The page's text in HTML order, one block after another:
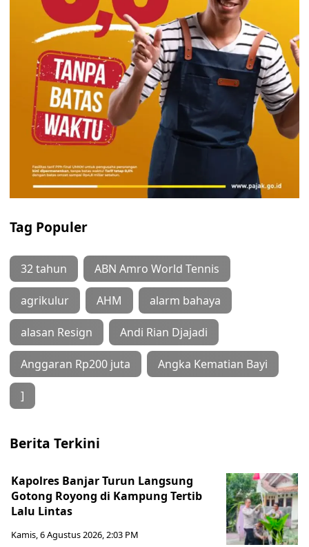
Tag Populer
32 tahun ABN Amro World Tennis
agrikulur AHM alarm bahaya
alasan Resign Andi Rian Djajadi
Anggaran Rp200 juta Angka Kematian Bayi
]
Berita Terkini
Kapolres Banjar Turun Langsung
Gotong Royong di Kampung Tertib
Lalu Lintas
Kamis, 6 Agustus 2026, 2:03 PM